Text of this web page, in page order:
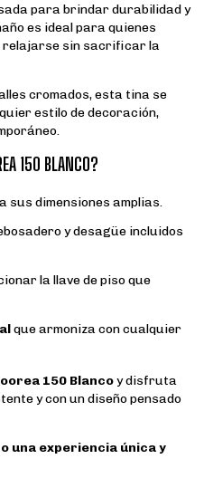
para brindar durabilidad y
es ideal para quienes
relajarse sin sacrificar la
cromados, esta tina se
estilo de decoración,
150 BLANCO?
sus dimensiones amplias.
y desagüe incluidos
la llave de piso que
que armoniza con cualquier
150 Blancoy disfruta
y con un diseño pensado
una experiencia única y